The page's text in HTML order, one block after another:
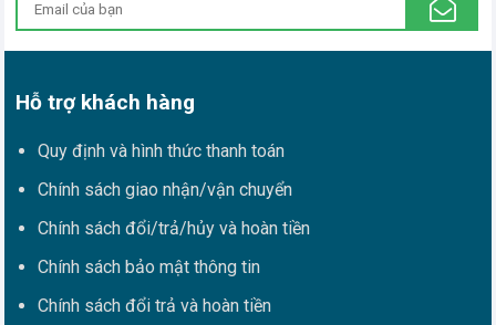
Hỗ trợ khách hàng
Quy định và hình thức thanh toán
Chính sách giao nhận/vận chuyển
Chính sách đổi/trả/hủy và hoàn tiền
Chính sách bảo mật thông tin
Chính sách đổi trả và hoàn tiền